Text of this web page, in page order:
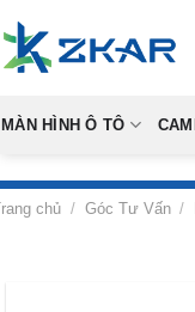
to
content
MÀN HÌNH Ô TÔ
chủ / Góc Tư Vấn /